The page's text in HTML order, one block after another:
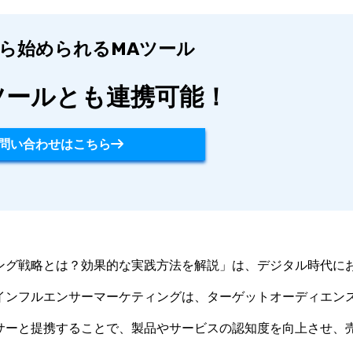
始められるMAツール
ルとも連携可能！
い合わせはこちら
グ戦略とは？効果的な実践方法を解説」は、デジタル時代に
フルエンサーマーケティングは、ターゲットオーディエン
と提携することで、製品やサービスの認知度を向上させ、